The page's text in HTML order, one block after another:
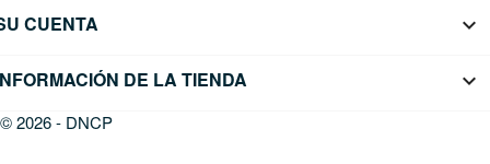
CUENTA 
DE LA TIENDA keyboard_arrow_down
© 2026 - DNCP